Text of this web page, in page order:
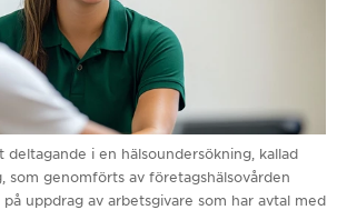
deltagande i en hälsoundersökning, kallad
som genomförts av företagshälsovården
på uppdrag av arbetsgivare som har avtal med